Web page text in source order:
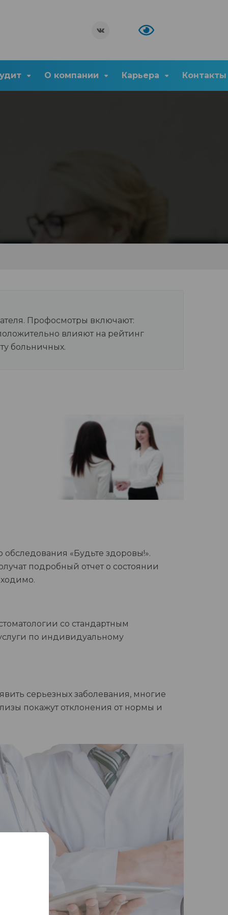
О компании Карьера Контакты
Профосмотры включают:
влияют на рейтинг
больничных.
«Будьте здоровы!».
подробный отчет о состоянии
со стандартным
по индивидуальному
серьезных заболевания, многие
покажут отклонения от нормы и